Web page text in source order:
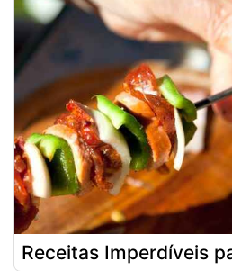
Receitas Imperdíveis